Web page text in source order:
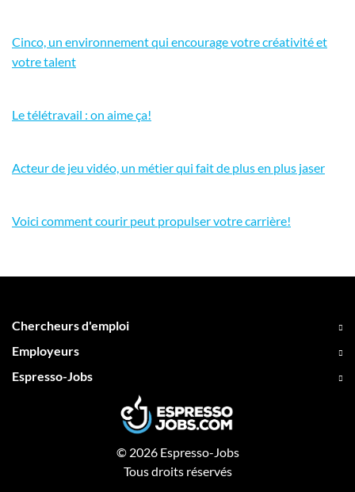
Cinco, un environnement qui encourage votre créativité et
votre talent
Le télétravail : on aime ça!
Acteur de jeu vidéo, un métier qui fait de plus en plus jaser
Voici comment courir peut propulser votre carrière!
Chercheurs d'emploi
Employeurs
Espresso-Jobs
© 2026 Espresso-Jobs
Tous droits réservés